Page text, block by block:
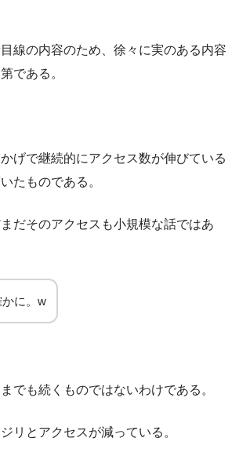
線の内容のため、徐々に実のある内容
である。
げで継続的にアクセス数が伸びている
たものである。
だそのアクセスも小規模な話ではあ
かに。w
でも続くものではないわけである。
リとアクセスが減っている。